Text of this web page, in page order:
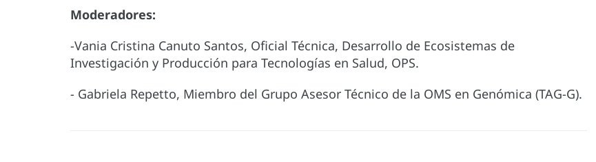
Moderadores:
-Vania Cristina Canuto Santos, Oficial Técnica, Desarrollo de Ecosistemas de
Investigación y Producción para Tecnologías en Salud, OPS.
- Gabriela Repetto, Miembro del Grupo Asesor Técnico de la OMS en Genómica (TAG-G).